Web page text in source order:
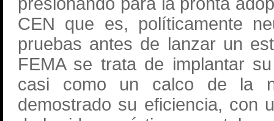
CEN que es, políticamente
pruebas antes de lanzar un
FEMA se trata de implantar
casi como un calco de la
demostrado su eficiencia, con